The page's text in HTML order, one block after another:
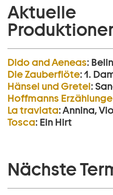
Aktuelle
Dido and Aeneas:
Die Zauberflöte: 1.
Hänsel und Gretel:
Hoffmanns
La traviata:Annina,
Tosca: Ein Hirt
Nächste